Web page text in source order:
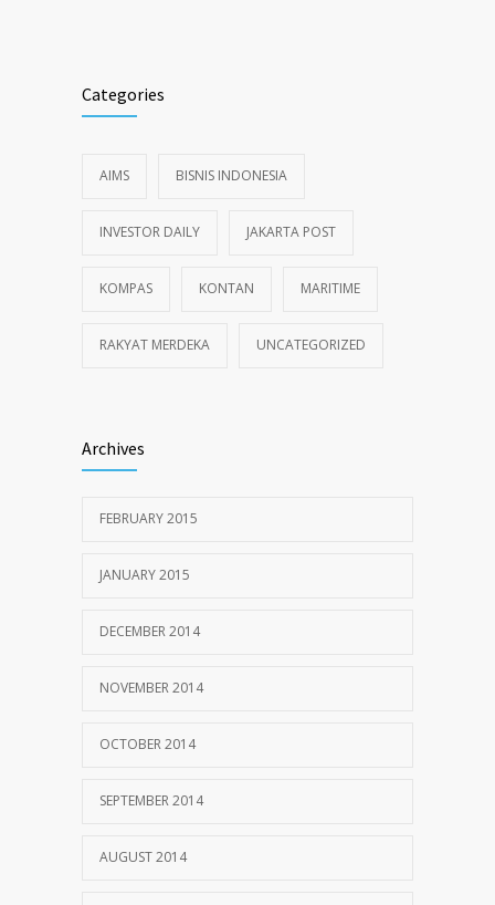
Categories
AIMS BISNIS INDONESIA
INVESTOR DAILY JAKARTA POST
KOMPAS KONTAN MARITIME
RAKYAT MERDEKA UNCATEGORIZED
Archives
FEBRUARY 2015
JANUARY 2015
DECEMBER 2014
NOVEMBER 2014
OCTOBER 2014
SEPTEMBER 2014
AUGUST 2014